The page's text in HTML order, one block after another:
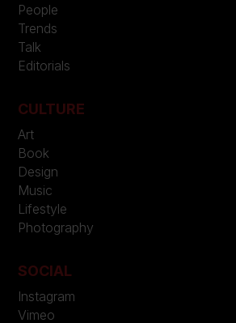
People
Trends
Talk
Editorials
CULTURE
Art
Book
Design
Music
Lifestyle
Photography
SOCIAL
Instagram
Vimeo